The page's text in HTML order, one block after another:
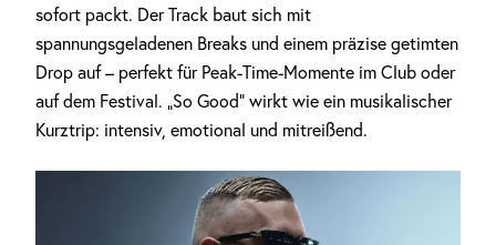
sofort packt. Der Track baut sich mit
spannungsgeladenen Breaks und einem präzise getimten
Drop auf – perfekt für Peak-Time-Momente im Club oder
auf dem Festival. „So Good“ wirkt wie ein musikalischer
Kurztrip: intensiv, emotional und mitreißend.